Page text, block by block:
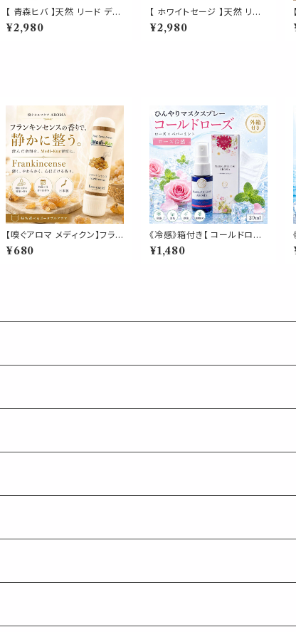
【 青森ヒバ 】天然 リード ディ
フューザー 50ml 木 森 香木
杜 ウッディ フレグランス ルー
¥2,980
【 ホワイトセージ 】天然 リー
ド ディフューザー 50ml 浄化
フレグランス ルーム 風運 運
¥2,980
【嗅ぐアロマ メディクン】フラン
キンセンス（乳香）｜天然 精油
樹脂 香り 浄化 お香 ポータブ
¥680
《冷感》箱付き【 コールドロー
ズ 】マスク & ピロー アロマ 2
0ml｜薔薇 ペパーミント 夏
¥1,480